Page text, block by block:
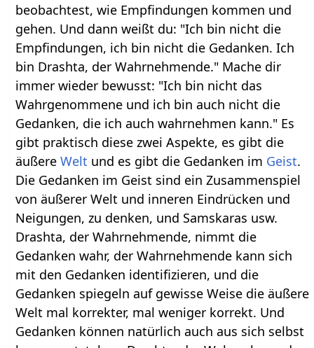
beobachtest, wie Empfindungen kommen und
gehen. Und dann weißt du: "Ich bin nicht die
Empfindungen, ich bin nicht die Gedanken. Ich
bin Drashta, der Wahrnehmende." Mache dir
immer wieder bewusst: "Ich bin nicht das
Wahrgenommene und ich bin auch nicht die
Gedanken, die ich auch wahrnehmen kann." Es
gibt praktisch diese zwei Aspekte, es gibt die
äußereWelt und es gibt die Gedanken im Geist.
Die Gedanken im Geist sind ein Zusammenspiel
von äußerer Welt und inneren Eindrücken und
Neigungen, zu denken, und Samskaras usw.
Drashta, der Wahrnehmende, nimmt die
Gedanken wahr, der Wahrnehmende kann sich
mit den Gedanken identifizieren, und die
Gedanken spiegeln auf gewisse Weise die äußere
Welt mal korrekter, mal weniger korrekt. Und
Gedanken können natürlich auch aus sich selbst